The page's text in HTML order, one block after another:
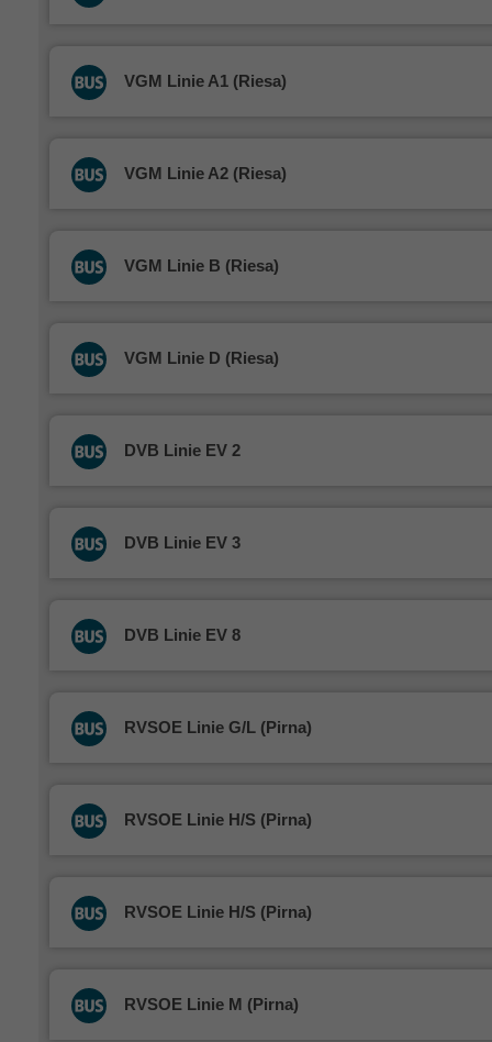
VGM Linie A1 (Riesa)
VGM Linie A2 (Riesa)
VGM Linie B (Riesa)
VGM Linie D (Riesa)
DVB Linie EV 2
DVB Linie EV 3
DVB Linie EV 8
RVSOE Linie G/L (Pirna)
RVSOE Linie H/S (Pirna)
RVSOE Linie H/S (Pirna)
RVSOE Linie M (Pirna)